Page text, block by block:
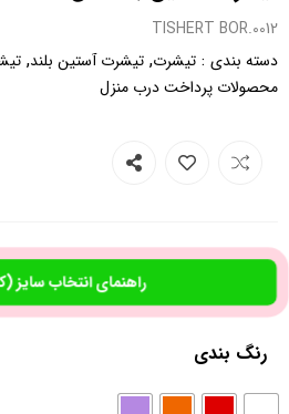
0012.TISHERT BOR
دسته بندی : تیشرت, تیشرت آستین بلند,
محصولات پرداخت درب منزل
راهنمای انتخاب سایز
رنگ بندی